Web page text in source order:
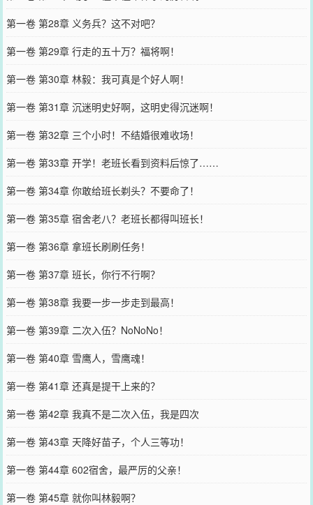
第一卷 第28章 义务兵？这不对吧？
第一卷 第29章 行走的五十万？福将啊！
第一卷 第30章 林毅：我可真是个好人啊！
第一卷 第31章 沉迷明史好啊，这明史得沉迷啊！
第一卷 第32章 三个小时！不结婚很难收场！
第一卷 第33章 开学！老班长看到资料后惊了……
第一卷 第34章 你敢给班长剃头？不要命了！
第一卷 第35章 宿舍老八？老班长都得叫班长！
第一卷 第36章 拿班长刷刷任务！
第一卷 第37章 班长，你行不行啊？
第一卷 第38章 我要一步一步走到最高！
第一卷 第39章 二次入伍？NoNoNo！
第一卷 第40章 雪鹰人，雪鹰魂！
第一卷 第41章 还真是提干上来的？
第一卷 第42章 我真不是二次入伍，我是四次
第一卷 第43章 天降好苗子，个人三等功！
第一卷 第44章 602宿舍，最严厉的父亲！
第一卷 第45章 就你叫林毅啊？